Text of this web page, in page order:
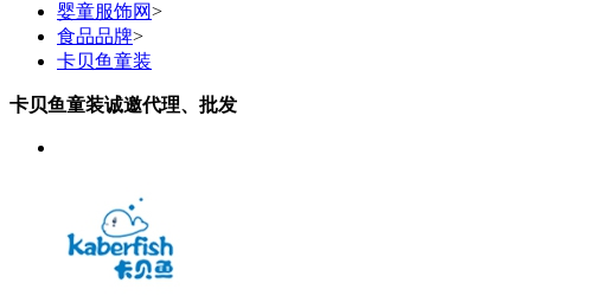
婴童服饰网>
食品品牌>
卡贝鱼童装
卡贝鱼童装诚邀代理、批发